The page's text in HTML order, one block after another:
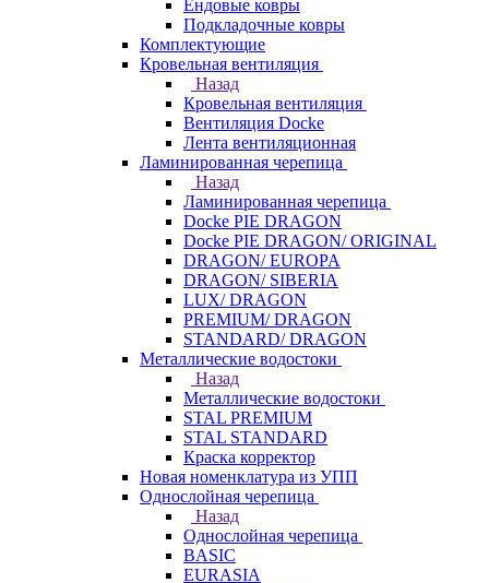
Ендовые ковры
Подкладочные ковры
Комплектующие
Кровельная вентиляция
Назад
Кровельная вентиляция
Вентиляция Docke
Лента вентиляционная
Ламинированная черепица
Назад
Ламинированная черепица
Docke PIE DRAGON
Docke PIE DRAGON/ ORIGINAL
DRAGON/ EUROPA
DRAGON/ SIBERIA
LUX/ DRAGON
PREMIUM/ DRAGON
STANDARD/ DRAGON
Металлические водостоки
Назад
Металлические водостоки
STAL PREMIUM
STAL STANDARD
Краска корректор
Новая номенклатура из УПП
Однослойная черепица
Назад
Однослойная черепица
BASIC
EURASIA